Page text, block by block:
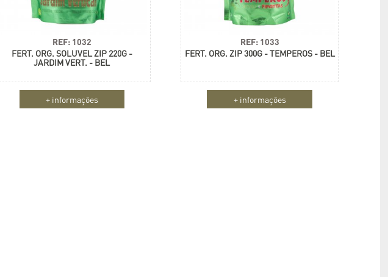
REF: 1032
FERT. ORG. SOLUVEL ZIP 220G -
JARDIM VERT. - BEL
+ informações
REF: 1033
FERT. ORG. ZIP 300G - TEMPEROS - BEL
+ informações